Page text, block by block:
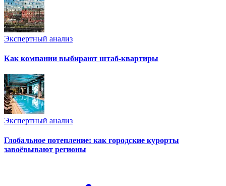
Экспертный анализ
Как компании выбирают штаб-квартиры
Экспертный анализ
Глобальное потепление: как городские курорты
завоёвывают регионы